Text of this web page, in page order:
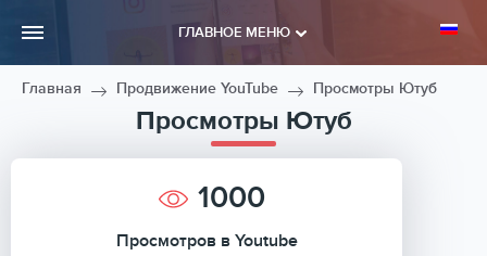
ГЛАВНОЕ МЕНЮ
Главная Продвижение YouTube Просмотры Ютуб
Просмотры Ютуб
1000
Просмотров в Youtube